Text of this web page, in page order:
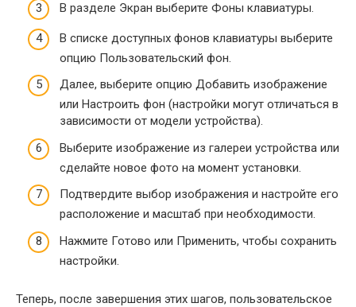
В разделе Экран выберите Фоны клавиатуры.
В списке доступных фонов клавиатуры выберите
опцию Пользовательский фон.
Далее, выберите опцию Добавить изображение
или Настроить фон (настройки могут отличаться в
зависимости от модели устройства).
Выберите изображение из галереи устройства или
сделайте новое фото на момент установки.
Подтвердите выбор изображения и настройте его
расположение и масштаб при необходимости.
Нажмите Готово или Применить, чтобы сохранить
настройки.
Теперь, после завершения этих шагов, пользовательское